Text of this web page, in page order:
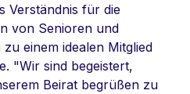
Verständnis für die
von Senioren und
einem idealen Mitglied
"Wir sind begeistert,
Beirat begrüßen zu